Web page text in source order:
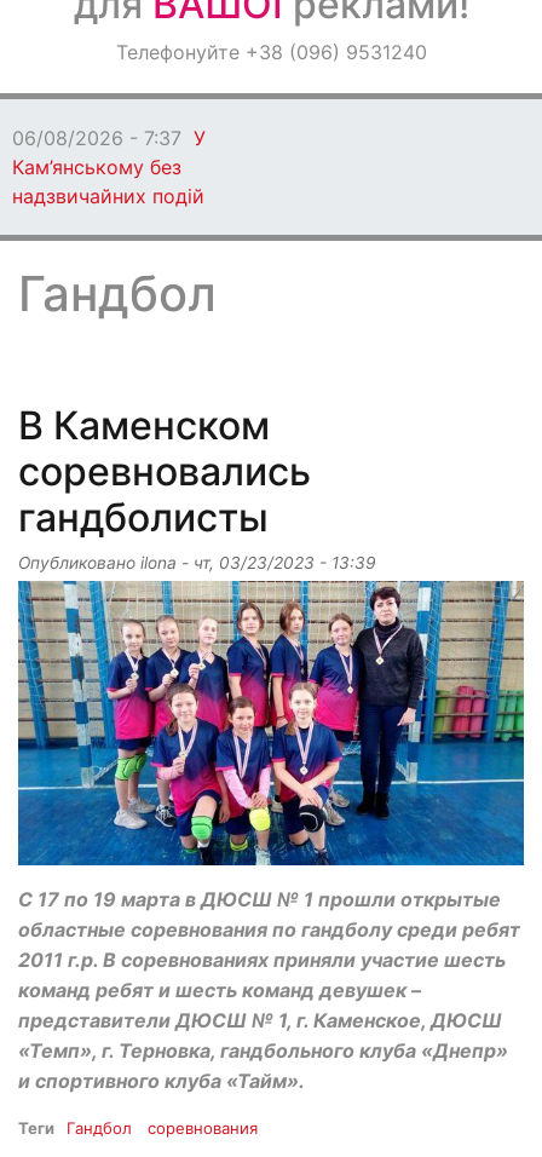
ОголошенняТелефонуйте +38 (096) 9531240
06/08/2026 - 7:36 Понад 30 разів ворог
атакував Дніпропетровщину: є поранені
Гандбол
В Каменском
соревновались
гандболисты
Опубликовано ilona - чт, 03/23/2023 - 13:39
С 17 по 19 марта в ДЮСШ № 1 прошли открытые
областные соревнования по гандболу среди ребят
2011 г.р. В соревнованиях приняли участие шесть
команд ребят и шесть команд девушек –
представители ДЮСШ № 1, г. Каменское, ДЮСШ
«Темп», г. Терновка, гандбольного клуба «Днепр»
и спортивного клуба «Тайм».
Теги Гандбол соревнования